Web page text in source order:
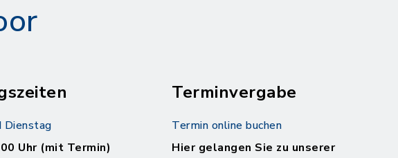
Dienstag
Uhr (mit Termin)
Terminvergabe
Termin online buchen
Hier gelangen Sie zu unserer